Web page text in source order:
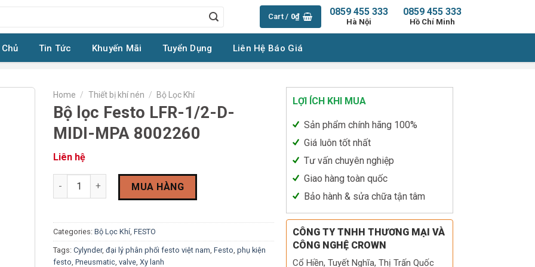
Cart / 0₫ 0859 455 333
Hồ Chí Minh
0859 455 333
Hà Nội
Tin Tức Khuyến Mãi Tuyển Dụng Liên Hệ Báo Giá
Home / Thiết bị khí nén / Bộ Lọc Khí
Bộ lọc Festo LFR-1/2-D-
MIDI-MPA 8002260
Liên hệ
Bộ lọc Festo LFR-1/2-D-MIDI-MPA 8002260 quantity
MUA HÀNG
Categories:Bộ Lọc Khí,FESTO
Tags:Cylynder,đại lý phân phối festo việt nam,Festo,phụ kiện
festo,Pneusmatic,valve,Xy lanh
LỢI ÍCH KHI MUA
Sản phẩm chính hãng 100%
Giá luôn tốt nhất
Tư vấn chuyên nghiệp
Giao hàng toàn quốc
Bảo hành & sửa chữa tận tâm
CÔNG TY TNHH THƯƠNG MẠI VÀ
CÔNG NGHỆ CROWN
Cổ Hiền, Tuyết Nghĩa, Thị Trấn Quốc